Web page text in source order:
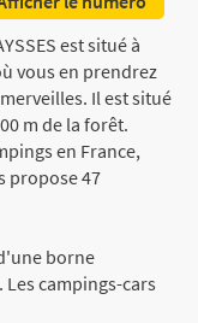
est situé à
vous en prendrez
Il est situé
m de la forêt.
en France,
propose 47
borne
campings-cars